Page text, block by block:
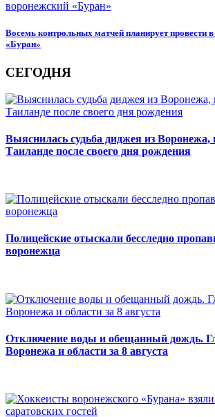
Восемь контрольных матчей планирует провести
«Буран»
СЕГОДНЯ
Выяснилась судьба диджея из Воронежа,
Таиланде после своего дня рождения
Полицейские отыскали бесследно
воронежца
Отключение воды и обещанный дождь.
Воронежа и области за 8 августа